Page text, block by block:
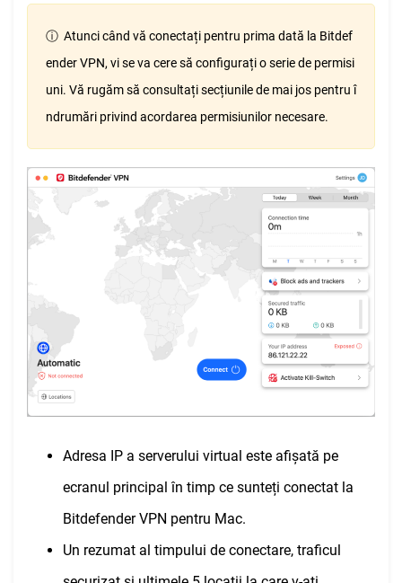
ⓘ Atunci când vă conectați pentru prima dată la Bitdef
ender VPN, vi se va cere să configurați o serie de permisi
uni. Vă rugăm să consultați secțiunile de mai jos pentru î
ndrumări privind acordarea permisiunilor necesare.
Adresa IP a serverului virtual este afișată pe
ecranul principal în timp ce sunteți conectat la
Bitdefender VPN pentru Mac.
Un rezumat al timpului de conectare, traficul